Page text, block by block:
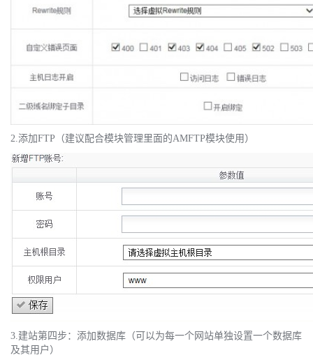
2.添加FTP（建议配合模块管理里面的AMFTP模块使用）
3.建站第四步：添加数据库（可以为每一个网站单独设置一个数据库
及其用户）